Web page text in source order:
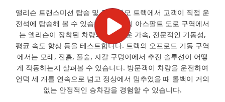
앨리슨 트랜스미션 탑승 및 주행 데모 트랙에서 고객이 직접 운
전석에 탑승해 볼 수 있습니다. 트랙의 아스팔트 도로 구역에서
는 앨리슨이 장착된 차량의 부드러운 가속, 전문적인 기동성,
평균 속도 향상 등을 테스트합니다. 트랙의 오프로드 기동 구역
에서는 모래, 진흙, 풀숲, 자갈 구덩이에서 추진 솔루션이 어떻
게 작동하는지 살펴볼 수 있습니다. 방문객이 차량을 운전하여
언덕 세 개를 연속으로 넘고 정상에서 멈추었을 때 롤백이 거의
없는 안정적인 승차감을 경험할 수 있습니다.